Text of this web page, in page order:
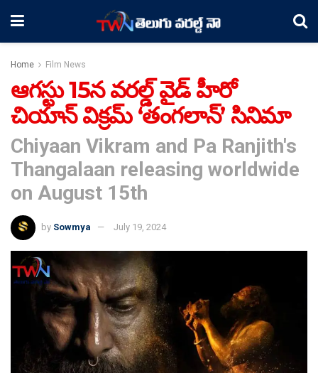
Home Film News
ఆగస్టు 15న వరల్డ్ వైడ్ హీరో
చియాన్ విక్రమ్ ‘తంగలాన్’ సినిమా
Chiyaan Vikram and Pa Ranjith's
Thangalaan releasing worldwide
on August 15th
by Sowmya July 19, 2024